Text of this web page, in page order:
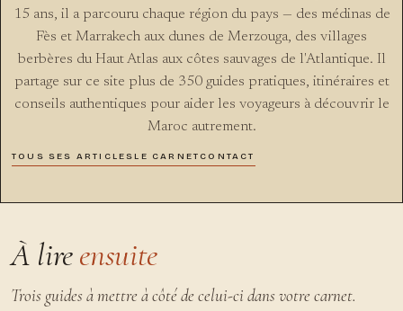
15 ans, il a parcouru chaque région du pays — des médinas de
Fès et Marrakech aux dunes de Merzouga, des villages
berbères du Haut Atlas aux côtes sauvages de l'Atlantique. Il
partage sur ce site plus de 350 guides pratiques, itinéraires et
conseils authentiques pour aider les voyageurs à découvrir le
Maroc autrement.
TOUS SES ARTICLESLE CARNET CONTACT
À lireensuite
Trois guides à mettre à côté de celui-ci dans votre carnet.